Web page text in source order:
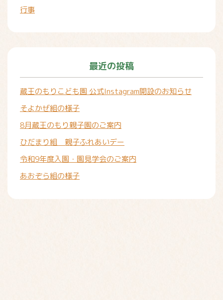
行事
最近の投稿
蔵王のもりこども園 公式Instagram開設のお知らせ
そよかぜ組の様子
8月蔵王のもり親子園のご案内
ひだまり組 親子ふれあいデー
令和9年度入園・園見学会のご案内
あおぞら組の様子